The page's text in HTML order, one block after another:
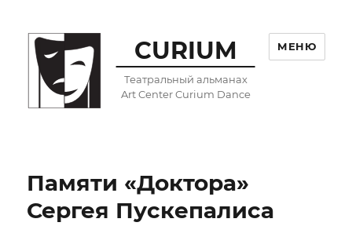
CURIUM
Театральный альманах
Art Center Curium Dance
МЕНЮ
Памяти «Доктора»
Сергея Пускепалиса